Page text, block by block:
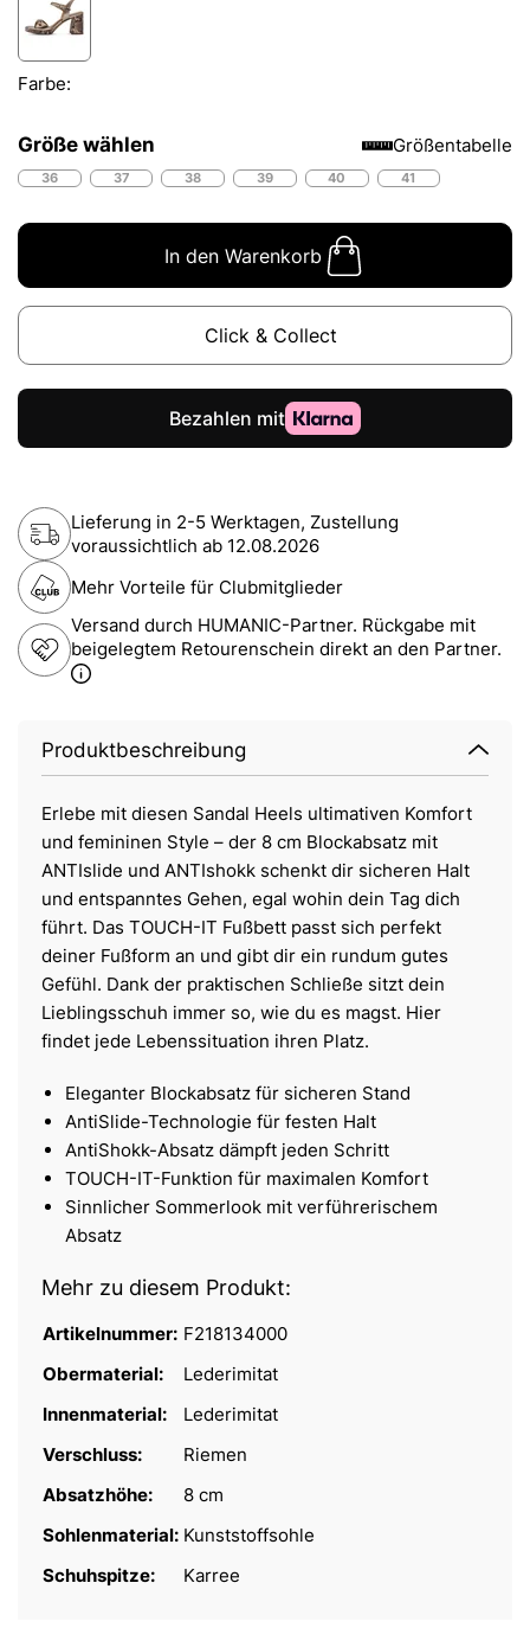
Farbe:
Größe wählen Größentabelle
36 37 38 39 40 41
In den Warenkorb
Click & Collect
Lieferung in 2-5 Werktagen, Zustellung
voraussichtlich ab 12.08.2026
Mehr Vorteile für Clubmitglieder
Versand durch HUMANIC-Partner. Rückgabe mit
beigelegtem Retourenschein direkt an den Partner.
Produktbeschreibung
Erlebe mit diesen Sandal Heels ultimativen Komfort
und femininen Style – der 8 cm Blockabsatz mit
ANTIslide und ANTIshokk schenkt dir sicheren Halt
und entspanntes Gehen, egal wohin dein Tag dich
führt. Das TOUCH-IT Fußbett passt sich perfekt
deiner Fußform an und gibt dir ein rundum gutes
Gefühl. Dank der praktischen Schließe sitzt dein
Lieblingsschuh immer so, wie du es magst. Hier
findet jede Lebenssituation ihren Platz.
Eleganter Blockabsatz für sicheren Stand
AntiSlide-Technologie für festen Halt
AntiShokk-Absatz dämpft jeden Schritt
TOUCH-IT-Funktion für maximalen Komfort
Sinnlicher Sommerlook mit verführerischem
Absatz
Mehr zu diesem Produkt:
Artikelnummer: F218134000
Obermaterial:
Lederimitat
Innenmaterial:
Lederimitat
Verschluss:
Riemen
Absatzhöhe:
8 cm
Sohlenmaterial: Kunststoffsohle
Schuhspitze:
Karree